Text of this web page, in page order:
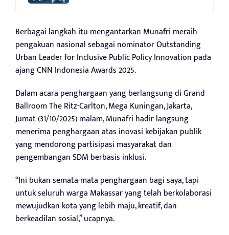
Berbagai langkah itu mengantarkan Munafri meraih
pengakuan nasional sebagai nominator Outstanding
Urban Leader for Inclusive Public Policy Innovation pada
ajang CNN Indonesia Awards 2025.
Dalam acara penghargaan yang berlangsung di Grand
Ballroom The Ritz-Carlton, Mega Kuningan, Jakarta,
Jumat (31/10/2025) malam, Munafri hadir langsung
menerima penghargaan atas inovasi kebijakan publik
yang mendorong partisipasi masyarakat dan
pengembangan SDM berbasis inklusi.
“Ini bukan semata-mata penghargaan bagi saya, tapi
untuk seluruh warga Makassar yang telah berkolaborasi
mewujudkan kota yang lebih maju, kreatif, dan
berkeadilan sosial,” ucapnya.